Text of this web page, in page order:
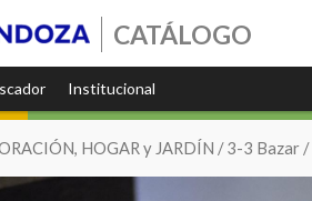
CATÁLOGO
Institucional
HOGAR y JARDÍN /3-3 Bazar /